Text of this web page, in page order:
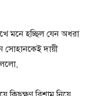
মনে হচ্ছিল যেন অধরা
সোহানকেই দায়ী